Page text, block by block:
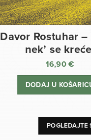
Davor Rostuhar –
nek’ se
16,90€
DODAJ U
POGLEDAJTE